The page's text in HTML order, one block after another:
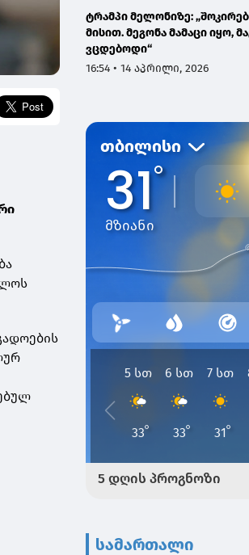
ტრამპი მელონიზე:
მისით. მეგონა მამაცი იყო,
ვცდებოდი“
16:54 • 14 აპრილი, 2026
სამართალი